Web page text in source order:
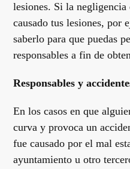
lesiones. Si la
causado tus lesiones, por
saberlo para que puedas
responsables a fin de
Responsables y
En los casos en que
curva y provoca un
fue causado por el mal
ayuntamiento u otro